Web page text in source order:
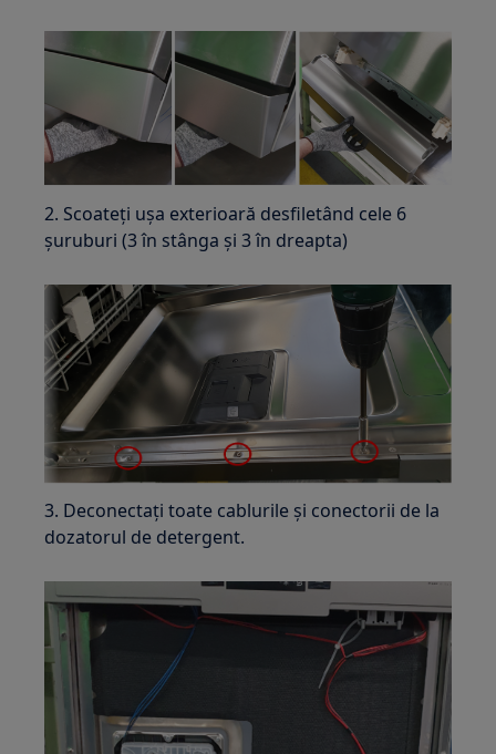
2. Scoateți ușa exterioară desfiletând cele 6
șuruburi (3 în stânga și 3 în dreapta)
3. Deconectați toate cablurile și conectorii de la
dozatorul de detergent.